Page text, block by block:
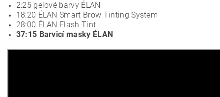
2:25 gelové barvy ÉLAN
18:20 ÉLAN Smart Brow Tinting System
28:00 ÉLAN Flash Tint
37:15 Barvicí masky ÉLAN